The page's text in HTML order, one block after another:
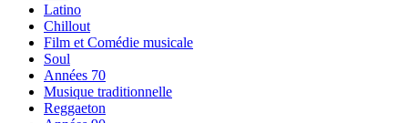
Latino
Chillout
Film et Comédie musicale
Soul
Années 70
Musique traditionnelle
Reggaeton